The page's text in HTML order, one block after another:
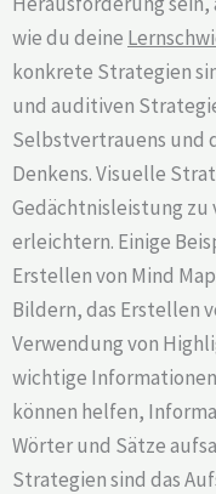
wie du deine
konkrete Strategien
und auditiven
Selbstvertrauens und
Denkens. Visuelle
Gedächtnisleistung zu
erleichtern. Einige
Erstellen von Mind
Bildern, das Erstellen
Verwendung von
wichtige
können helfen,
Wörter und Sätze
Strategien sind das